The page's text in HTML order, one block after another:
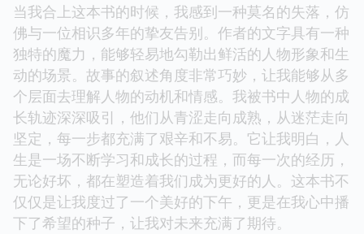
当我合上这本书的时候，我感到一种莫名的失落，仿
佛与一位相识多年的挚友告别。作者的文字具有一种
独特的魔力，能够轻易地勾勒出鲜活的人物形象和生
动的场景。故事的叙述角度非常巧妙，让我能够从多
个层面去理解人物的动机和情感。我被书中人物的成
长轨迹深深吸引，他们从青涩走向成熟，从迷茫走向
坚定，每一步都充满了艰辛和不易。它让我明白，人
生是一场不断学习和成长的过程，而每一次的经历，
无论好坏，都在塑造着我们成为更好的人。这本书不
仅仅是让我度过了一个美好的下午，更是在我心中播
下了希望的种子，让我对未来充满了期待。